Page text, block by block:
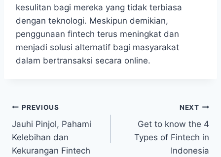
kesulitan bagi mereka yang tidak terbiasa
dengan teknologi. Meskipun demikian,
penggunaan fintech terus meningkat dan
menjadi solusi alternatif bagi masyarakat
dalam bertransaksi secara online.
Post
navigation
PREVIOUS
Jauhi Pinjol, Pahami
Kelebihan dan
Kekurangan Fintech
NEXT
Get to know the 4
Types of Fintech in
Indonesia